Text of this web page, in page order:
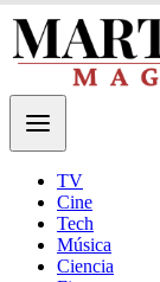
TV
Cine
Tech
Música
Ciencia